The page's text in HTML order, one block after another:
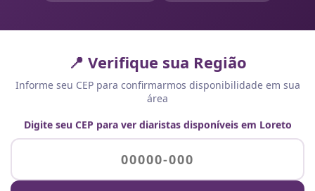
📍 Verifique sua Região
Informe seu CEP para confirmarmos disponibilidade em sua
área
Digite seu CEP para ver diaristas disponíveis em Loreto